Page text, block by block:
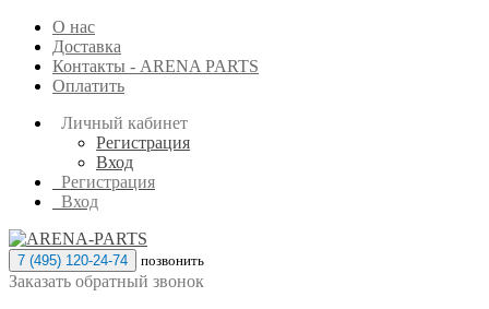
О нас
Доставка
Контакты - ARENA PARTS
Оплатить
Личный кабинет
Регистрация
Вход
Регистрация
Вход
7 (495) 120-24-74 позвонить
Заказать обратный звонок